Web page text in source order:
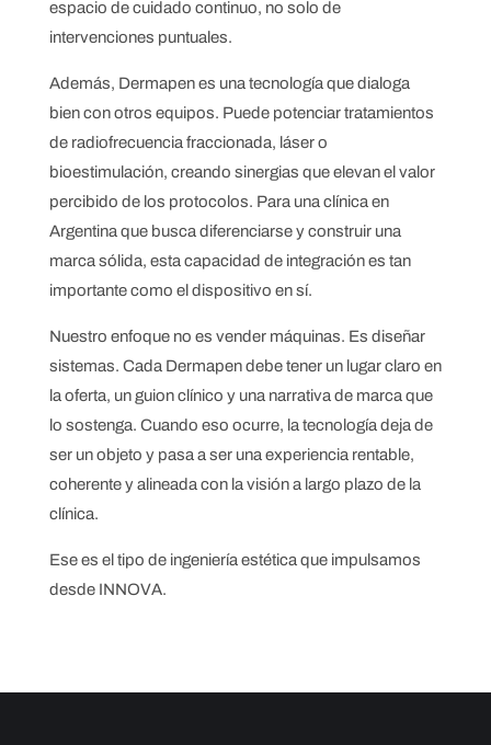
espacio de cuidado continuo, no solo de
intervenciones puntuales.
Además, Dermapen es una tecnología que dialoga
bien con otros equipos. Puede potenciar tratamientos
de radiofrecuencia fraccionada, láser o
bioestimulación, creando sinergias que elevan el valor
percibido de los protocolos. Para una clínica en
Argentina que busca diferenciarse y construir una
marca sólida, esta capacidad de integración es tan
importante como el dispositivo en sí.
Nuestro enfoque no es vender máquinas. Es diseñar
sistemas. Cada Dermapen debe tener un lugar claro en
la oferta, un guion clínico y una narrativa de marca que
lo sostenga. Cuando eso ocurre, la tecnología deja de
ser un objeto y pasa a ser una experiencia rentable,
coherente y alineada con la visión a largo plazo de la
clínica.
Ese es el tipo de ingeniería estética que impulsamos
desde INNOVA.